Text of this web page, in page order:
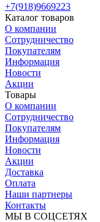
+7(918)9669223
Каталог товаров
О компании
Сотрудничество
Покупателям
Информация
Новости
Акции
Товары
О компании
Сотрудничество
Покупателям
Информация
Новости
Акции
Доставка
Оплата
Наши партнеры
Контакты
МЫ В СОЦСЕТЯХ